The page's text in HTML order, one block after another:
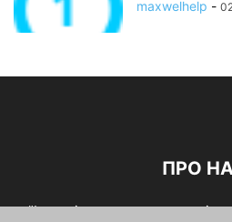
maxwelhelp -
ПРО
"І гроші можна кидати на